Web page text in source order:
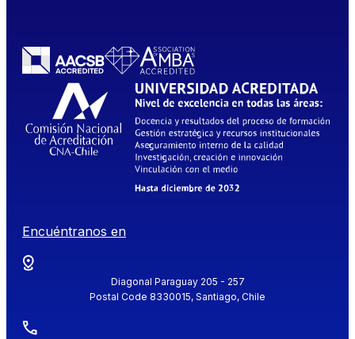
Encuéntranos en
Diagonal Paraguay 205 - 257
Postal Code 8330015, Santiago, Chile